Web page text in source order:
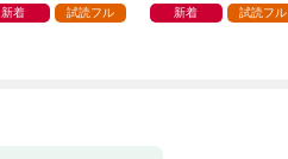
新着 試読フル 新着 試読フル